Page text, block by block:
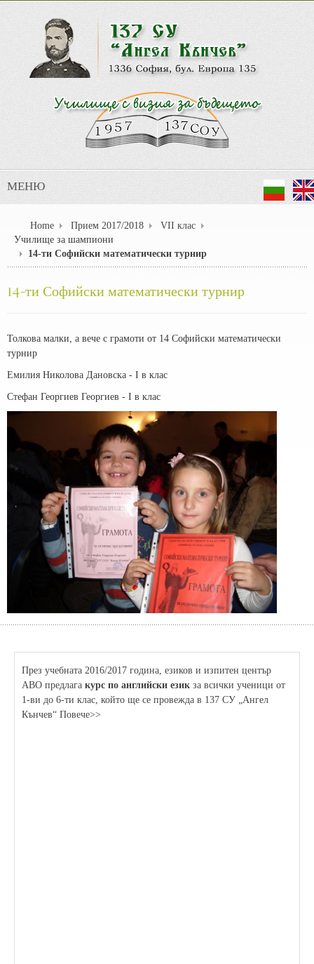
МЕНЮ
Home Прием 2017/2018
VII клас
Училище за шампиони
14-ти Софийски математически турнир
14-ти Софийски математически турнир
Толкова малки, а вече с грамоти от 14 Софийски математически
турнир
Емилия Николова Дановска - I в клас
Стефан Георгиев Георгиев - I в клас
През учебната 2016/2017 година, езиков и изпитен център
АВО предлага курс по английски език за всички ученици от
1-ви до 6-ти клас, който ще се провежда в 137 СУ „Ангел
Кънчев“ Повече>>